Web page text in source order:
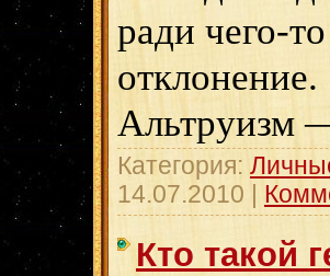
ради чего-
отклонение.
Альтруизм
Категория:
14.07.2010
Кто такой